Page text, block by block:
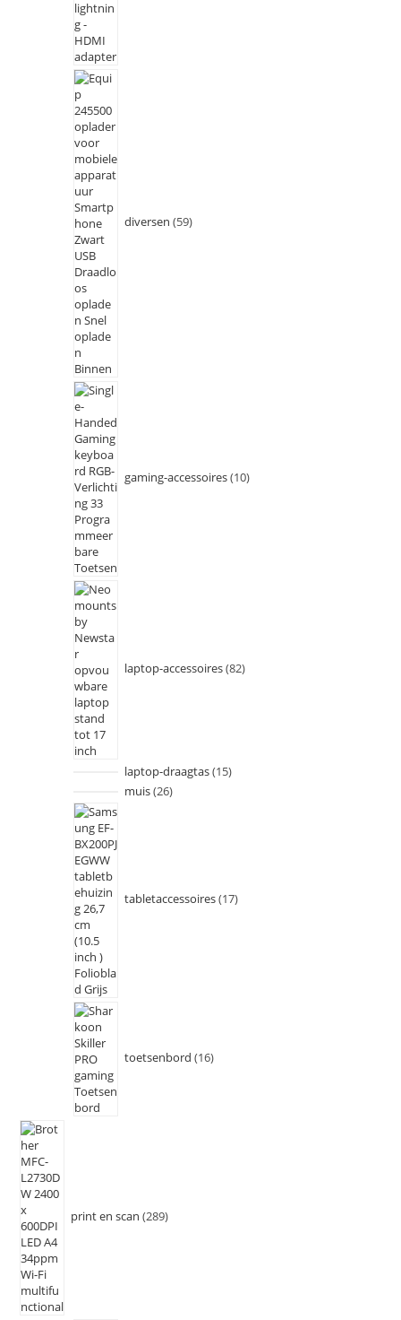
diversen 59
gaming-accessoires 10
laptop-accessoires 82
laptop-draagtas 15
muis 26
tabletaccessoires 17
toetsenbord 16
print en scan 289